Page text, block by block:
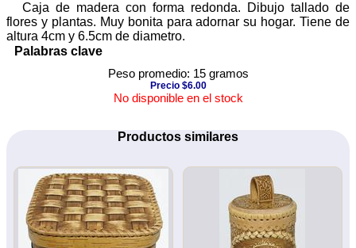
Caja de madera con forma redonda. Dibujo tallado de
flores y plantas. Muy bonita para adornar su hogar. Tiene de
altura 4cm y 6.5cm de diametro.
Palabras clave
Peso promedio: 15 gramos
Precio $6.00
No disponible en el stock
Productos similares